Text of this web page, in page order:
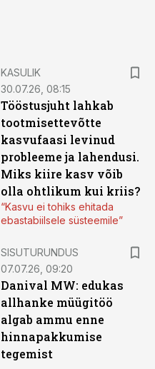
KASULIK
30.07.26, 08:15
Tööstusjuht lahkab
tootmisettevõtte
kasvufaasi levinud
probleeme ja lahendusi.
Miks kiire kasv võib
olla ohtlikum kui kriis?
“Kasvu ei tohiks ehitada
ebastabiilsele süsteemile”
SISUTURUNDUS
07.07.26, 09:20
Danival MW: edukas
allhanke müügitöö
algab ammu enne
hinnapakkumise
tegemist